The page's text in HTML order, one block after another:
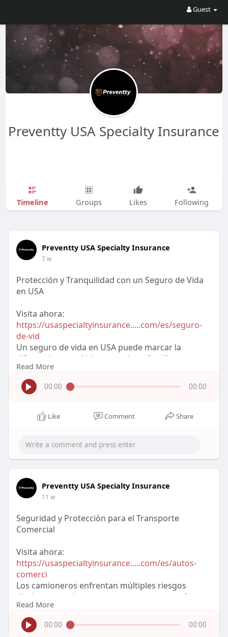
Guest
Preventty USA Specialty Insurance
Timeline Groups Likes Following
Preventty USA Specialty Insurance
7 w
Protección y Tranquilidad con un Seguro de Vida
en USA
Visita ahora:
https://usaspecialtyinsurance.....com/es/seguro-
de-vid
Un seguro de vida en USA puede marcar la
diferencia para el bienestar de su familia.
Descubra cómo funciona esta cobertura y por qué
Preventty USA Specialty Insurance es un aliado
confiable para proteger su futuro financiero.
Read More
00:00 00:00
Like Comment Share
Preventty USA Specialty Insurance
11 w
Seguridad y Protección para el Transporte
Comercial
Visita ahora:
https://usaspecialtyinsurance.....com/es/autos-
comerci
Los camioneros enfrentan múltiples riesgos
diariamente mientras transportan mercancías por
todo Estados Unidos. Los seguros comerciales
para camiones ayudan a reducir pérdidas
económicas y proteger la estabilidad financiera de
Read More
00:00 00:00